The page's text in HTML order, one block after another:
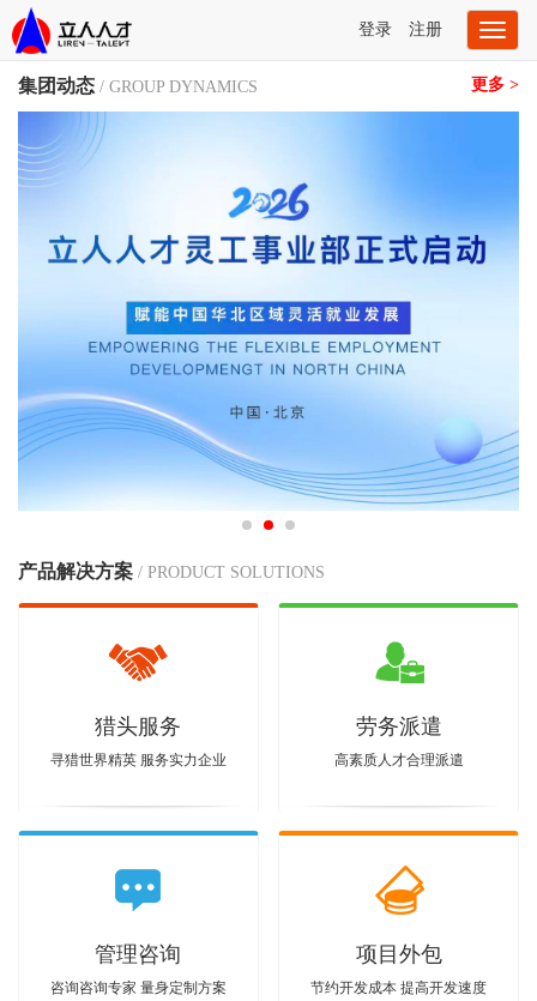
Toggle
登录 注册
集团动态 / GROUP DYNAMICS 更多 >
产品解决方案 / PRODUCT SOLUTIONS
猎头服务
寻猎世界精英 服务实力企业
劳务派遣
高素质人才合理派遣
管理咨询
咨询咨询专家 量身定制方案
项目外包
节约开发成本 提高开发速度